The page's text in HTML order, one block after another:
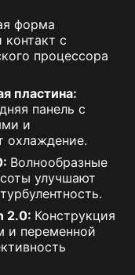
форма
с
процессора
пластина:
панель с
и
охлаждение.
Волнообразные
улучшают
2.0: Конструкция
и переменной